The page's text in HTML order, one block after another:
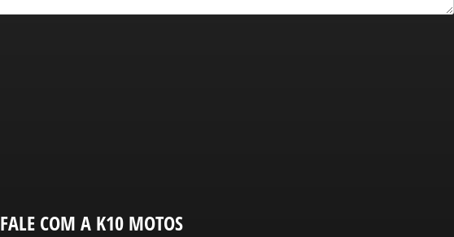
FALE COM A K10 MOTOS